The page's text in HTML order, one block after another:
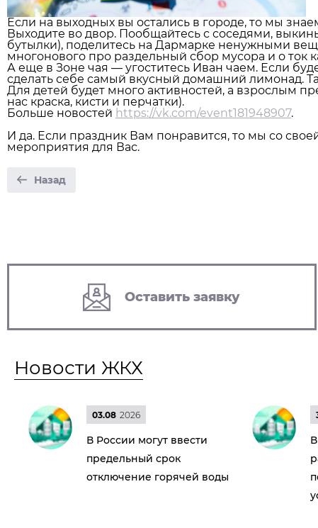
Если на выходных вы остались в городе, то мы
Выходите во двор. Пообщайтесь с соседями,
бутылки), поделитесь на Дармарке ненужными
многонового про раздельный сбор мусора и о ток
А еще в Зоне чая — угоститесь Иван чаем. Если
сделать себе самый вкусный домашний лимонад.
Для детей будет много активностей, а взрослым
нас краска, кисти и перчатки).
Больше новостей https://vk.com/event181948907.
И да. Если праздник Вам понравится, то мы со
мероприятия для Вас.
Назад
Оставить заявку
Новости ЖКХ
03.08 2026
В России могут ввести
предельный срок
отключение горячей воды